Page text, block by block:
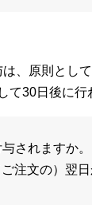
、原則とし
て30日後に行
されますか。
注文の）翌